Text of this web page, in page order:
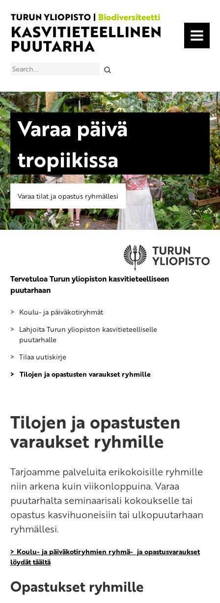
MENU
Search
Varaa päivä
tropiikissa
Varaa tilat ja opastus ryhmällesi
Tervetuloa Turun yliopiston kasvitieteelliseen
puutarhaan
Koulu- ja päiväkotiryhmät
Lahjoita Turun yliopiston kasvitieteelliselle
puutarhalle
Tilaa uutiskirje
Tilojen ja opastusten varaukset ryhmille
Tilojen ja opastusten
varaukset ryhmille
Tarjoamme palveluita erikokoisille ryhmille
niin arkena kuin viikonloppuina. Varaa
puutarhalta seminaarisali kokoukselle tai
opastus kasvihuoneisiin tai ulkopuutarhaan
ryhmällesi.
> Koulu- ja päiväkotiryhmien ryhmä- ja opastusvaraukset
löydät täältä
Opastukset ryhmille